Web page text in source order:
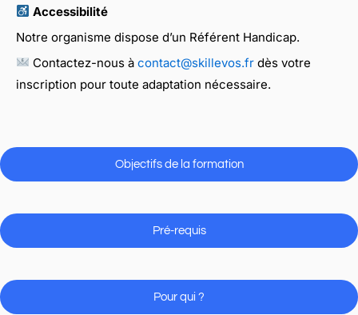
Objectifs de la formation
Pré-requis
Pour qui ?
Accessibilité
Notre organisme dispose d’un Référent Handicap.
Contactez-nous àcontact@skillevos.fr dès votre
inscription pour toute adaptation nécessaire.